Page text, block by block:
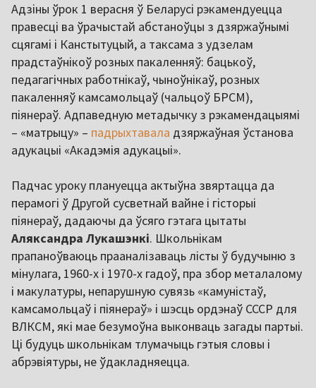
Адзіны ўрок 1 верасня ў Беларусі рэкамендуецца
правесці ва ўрачыстай абстаноўцы з дзяржаўнымі
сцягамі і Канстытуцый, а таксама з удзелам
прадстаўнікоў розных пакаленняў: бацькоў,
педагагічных работнікаў, чыноўнікаў, розных
пакаленняў камсамольцаў (чальцоў БРСМ),
піянераў. Адпаведную метадычку з рэкамендацыямі
– «матрыцу» – падрыхтавала дзяржаўная ўстанова
адукацыі «Акадэмія адукацыі».
Падчас уроку плануецца актыўна звяртацца да
перамогі ў Другой сусветнай вайне і гісторыі
піянераў, дадаючы да ўсяго гэтага цытаты
Аляксандра Лукашэнкі. Школьнікам
прапаноўваюць прааналізаваць лісты ў будучыню з
мінулага, 1960-х і 1970-х гадоў, пра збор металалому
і макулатуры, непарушную сувязь «камуністаў,
камсамольцаў і піянераў» і шэсць ордэнаў СССР для
ВЛКСМ, які мае безумоўна выконваць загады партыі.
Ці будуць школьнікам тлумачыць гэтыя словы і
абрэвіятуры, не ўдакладняецца.